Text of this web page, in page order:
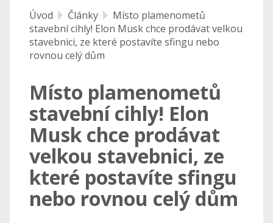
Úvod Články
Místo plamenometů
stavební cihly! Elon Musk chce prodávat velkou
stavebnici, ze které postavíte sfingu nebo
rovnou celý dům
Místo plamenometů
stavební cihly! Elon
Musk chce prodávat
velkou stavebnici, ze
které postavíte sfingu
nebo rovnou celý dům